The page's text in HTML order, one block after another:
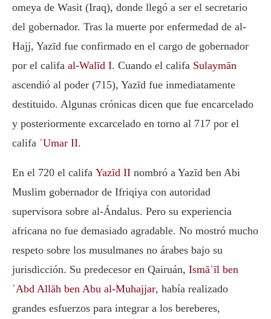
omeya de Wasit (Iraq), donde llegó a ser el secretario
del gobernador. Tras la muerte por enfermedad de al-
Hajj, Yazīd fue confirmado en el cargo de gobernador
por el califa al-Walīd I. Cuando el califa Sulaymān
ascendió al poder (715), Yazīd fue inmediatamente
destituido. Algunas crónicas dicen que fue encarcelado
y posteriormente excarcelado en torno al 717 por el
califa ʿUmar II.
En el 720 el califa Yazīd II nombró a Yazīd ben Abi
Muslim gobernador de Ifriqiya con autoridad
supervisora sobre al-Ándalus. Pero su experiencia
africana no fue demasiado agradable. No mostró mucho
respeto sobre los musulmanes no árabes bajo su
jurisdicción. Su predecesor en Qairuán, Ismāʿīl ben
ʿAbd Allāh ben Abu al-Muhajjar, había realizado
grandes esfuerzos para integrar a los bereberes,